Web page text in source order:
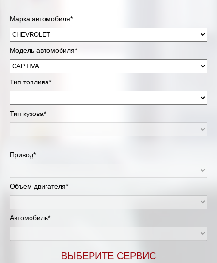
Марка автомобиля*
Модель автомобиля*
Тип топлива*
Тип кузова*
Привод*
Объем двигателя*
Автомобиль*
ВЫБЕРИТЕ СЕРВИС